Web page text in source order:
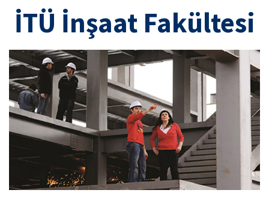
İTÜ İnşaat Fakültesi